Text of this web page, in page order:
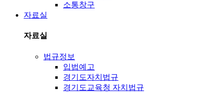
소통창구
자료실
자료실
법규정보
입법예고
경기도자치법규
경기도교육청 자치법규